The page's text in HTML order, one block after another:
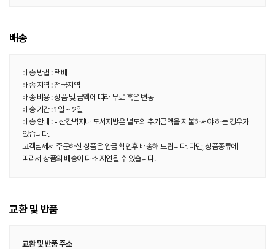
배송
배송 방법 : 택배
배송 지역 : 전국지역
배송 비용 : 상품 및 금액에 따라 무료 혹은 변동
배송 기간 : 1일 ~ 2일
배송 안내 : - 산간벽지나 도서지방은 별도의 추가금액을 지불하셔야 하는 경우가
있습니다.
고객님께서 주문하신 상품은 입금 확인후 배송해 드립니다. 다만, 상품종류에
따라서 상품의 배송이 다소 지연될 수 있습니다.
교환 및 반품
교환 및 반품 주소